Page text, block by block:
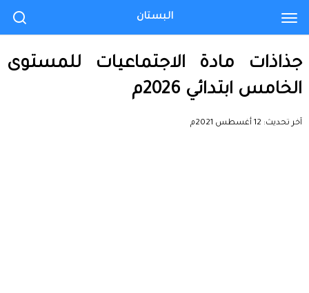
جذاذات مادة الاجتماعيات للمستوى
الخامس ابتدائي 2026م
آخر تحديث: 12 أغسطس 2021م
البستان